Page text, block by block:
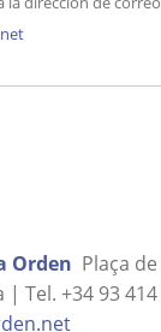
Orden Plaça de
| Tel. +34 93 414